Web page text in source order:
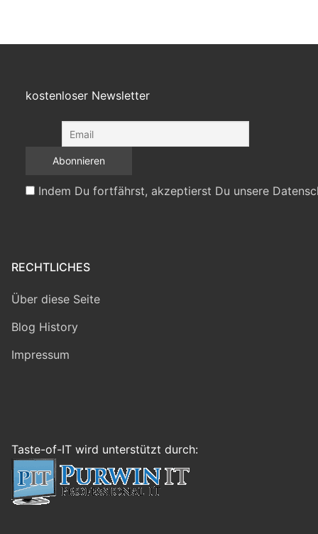
kostenloser Newsletter
Indem Du fortfährst, akzeptierst Du unsere
RECHTLICHES
Über diese Seite
Blog History
Impressum
Taste-of-IT wird unterstützt durch: